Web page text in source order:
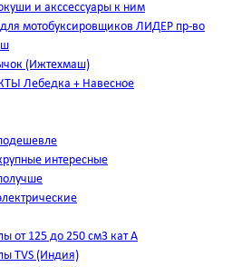
и акссессуары к ним
для мотобуксировщиков ЛИДЕР пр-во
(Ижтехмаш)
Лебедка + Навесное
интересные
от 125 до 250 см3 кат А
TVS (Индия)